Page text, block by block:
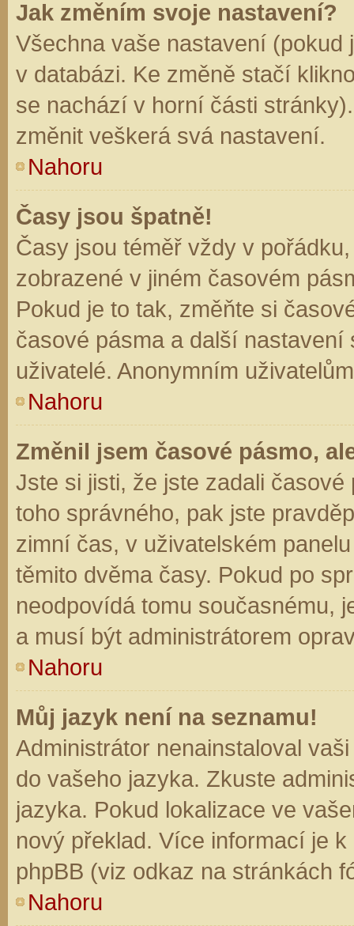
Jak změním svoje nastavení?
Všechna vaše nastavení (pokud
v databázi. Ke změně stačí
se nachází v horní části
změnit veškerá svá nastavení.
Nahoru
Časy jsou špatně!
Časy jsou téměř vždy v
zobrazené v jiném časovém
Pokud je to tak, změňte si
časové pásma a další
uživatelé. Anonymním
Nahoru
Změnil jsem časové pásmo,
Jste si jisti, že jste zadali
toho správného, pak jste
zimní čas, v uživatelském
těmito dvěma časy. Pokud po
neodpovídá tomu současnému,
a musí být administrátorem
Nahoru
Můj jazyk není na seznamu!
Administrátor nenainstaloval
do vašeho jazyka. Zkuste
jazyka. Pokud lokalizace ve
nový překlad. Více informací je
phpBB (viz odkaz na stránkách
Nahoru